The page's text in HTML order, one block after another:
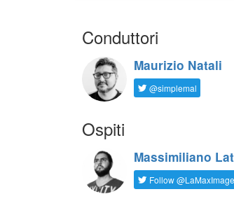
Conduttori
Maurizio Natali
@simplemal
Ospiti
Massimiliano
Follow